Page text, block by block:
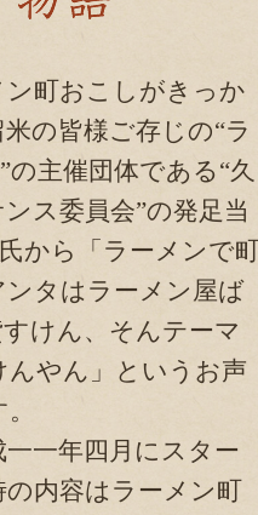
町おこしがきっか
の皆様ご存じの“ラ
主催団体である“久
ス委員会”の発足当
から「ラーメンで
タはラーメン屋ば
けん、そんテーマ
やん」というお声
一年四月にスター
内容はラーメン町